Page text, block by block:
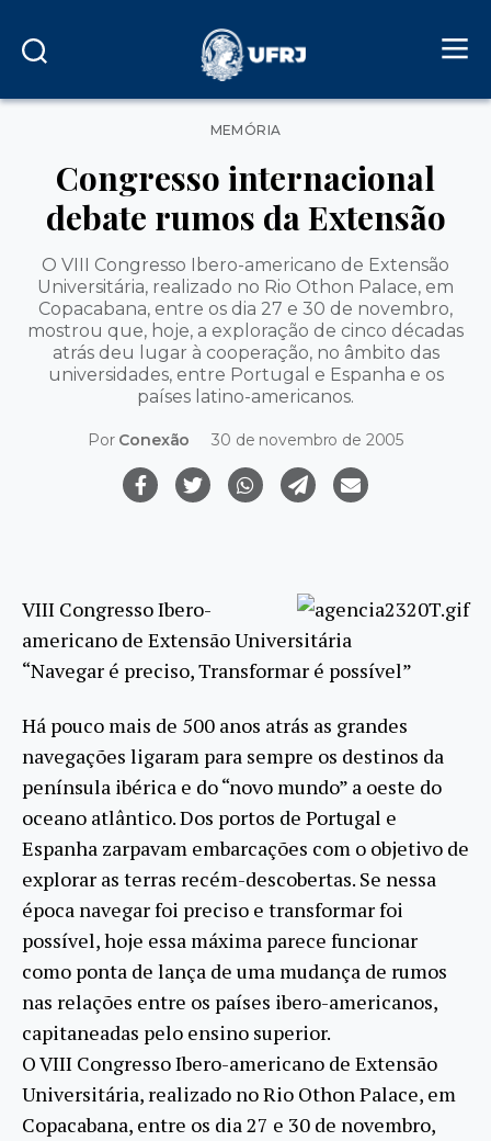
Categorias
MEMÓRIA
Congresso internacional
debate rumos da Extensão
O VIII Congresso Ibero-americano de Extensão
Universitária, realizado no Rio Othon Palace, em
Copacabana, entre os dia 27 e 30 de novembro,
mostrou que, hoje, a exploração de cinco décadas
atrás deu lugar à cooperação, no âmbito das
universidades, entre Portugal e Espanha e os
países latino-americanos.
Por Conexão 30 de novembro de 2005
VIII Congresso Ibero-
americano de Extensão Universitária
“Navegar é preciso, Transformar é possível”
Há pouco mais de 500 anos atrás as grandes
navegações ligaram para sempre os destinos da
península ibérica e do “novo mundo” a oeste do
oceano atlântico. Dos portos de Portugal e
Espanha zarpavam embarcações com o objetivo de
explorar as terras recém-descobertas. Se nessa
época navegar foi preciso e transformar foi
possível, hoje essa máxima parece funcionar
como ponta de lança de uma mudança de rumos
nas relações entre os países ibero-americanos,
capitaneadas pelo ensino superior.
O VIII Congresso Ibero-americano de Extensão
Universitária, realizado no Rio Othon Palace, em
Copacabana, entre os dia 27 e 30 de novembro,